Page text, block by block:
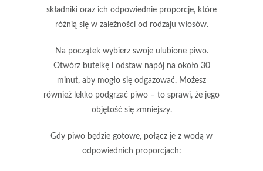
składniki oraz ich odpowiednie proporcje, które
różnią się w zależności od rodzaju włosów.
Na początek wybierz swoje ulubione piwo.
Otwórz butelkę i odstaw napój na około 30
minut, aby mogło się odgazować. Możesz
również lekko podgrzać piwo – to sprawi, że jego
objętość się zmniejszy.
Gdy piwo będzie gotowe, połącz je z wodą w
odpowiednich proporcjach: